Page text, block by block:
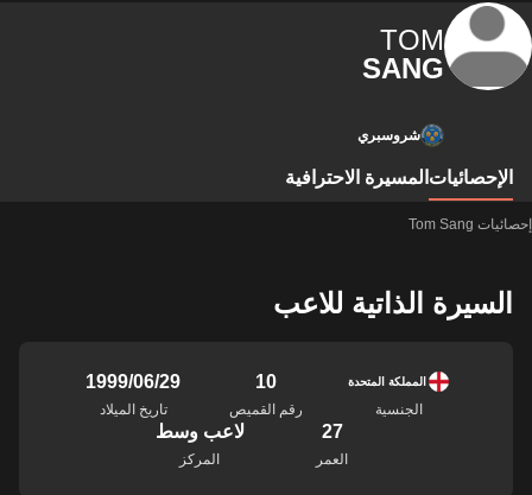
TOM
SANG
شروسبري
الإحصائيات المسيرة الاحترافية
إحصائيات Tom Sang
السيرة الذاتية للاعب
المملكة المتحدة
الجنسية
10
رقم القميص
29‏/06‏/1999
تاريخ الميلاد
27
العمر
لاعب وسط
المركز